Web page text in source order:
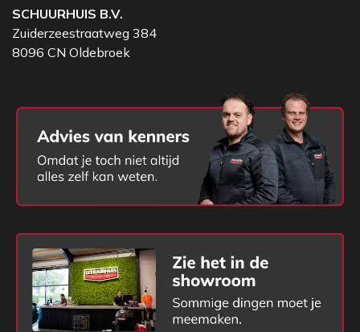
daarom ook zonder openen van het deksel mogelijk.
Het sproeisysteem biedt een betrouwbare
waterverdeling over de gehele breedte van de
De waterhoeveelheid kan door middel van een
grote, goed bereikbare draaiknop naar wens
geregeld worden.
Kwaliteit- Voor de gehele levensduur gesmeerde
lange verwachte levensduur. Zo zijn ze steeds
optimaal ingesmeerd en moeten ze niet
onderhouden worden. Dat verhoogt de levensduur
van het apparaat en minimaliseert het onderhoud
alsook het risico op reparaties.
SCHUURHUIS B.V.
Zuiderzeestraatweg 384
8096 CN Oldebroek